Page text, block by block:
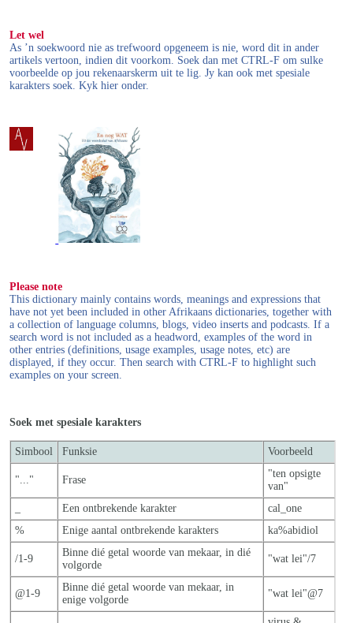
Let wel
As ’n soekwoord nie as trefwoord opgeneem is nie, word dit in ander
artikels vertoon, indien dit voorkom. Soek dan met CTRL-F om sulke
voorbeelde op jou rekenaarskerm uit te lig. Jy kan ook met spesiale
karakters soek. Kyk hier onder.
Please note
This dictionary mainly contains words, meanings and expressions that
have not yet been included in other Afrikaans dictionaries, together with
a collection of language columns, blogs, video inserts and podcasts. If a
search word is not included as a headword, examples of the word in
other entries (definitions, usage examples, usage notes, etc) are
displayed, if they occur. Then search with CTRL-F to highlight such
examples on your screen.
Soek met spesiale karakters
Simbool Funksie Voorbeeld
"..." Frase
"ten opsigte
van"
Een ontbrekende karakter
cal_one
%
Enige aantal ontbrekende karakters ka%abidiol
/1-9
Binne dié getal woorde van mekaar, in dié
volgorde
"wat lei"/7
@1-9
Binne dié getal woorde van mekaar, in
enige volgorde
"wat lei"@7